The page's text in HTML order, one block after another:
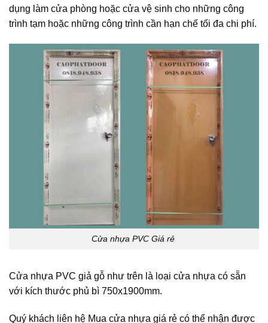
dụng làm cửa phòng hoặc cửa vệ sinh cho những công
trình tạm hoặc những công trình cần hạn chế tối đa chi phí.
Cửa nhựa PVC Giá rẻ
Cửa nhựa PVC giả gỗ như trên là loại cửa nhựa có sẵn
với kích thước phủ bì 750x1900mm.
Quý khách liên hệ Mua cửa nhựa giá rẻ có thể nhận được